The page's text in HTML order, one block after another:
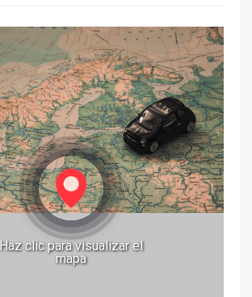
Haz clic para visualizar el
mapa